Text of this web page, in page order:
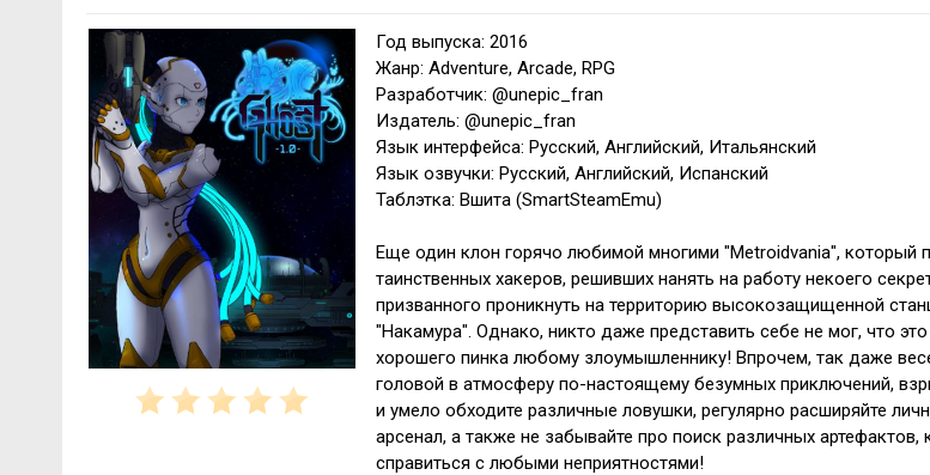
Год выпуска: 2016
Жанр: Adventure, Arcade, RPG
Разработчик: @unepic_fran
Издатель: @unepic_fran
Язык интерфейса: Русский, Английский, Итальянский
Язык озвучки: Русский, Английский, Испанский
Таблэтка: Вшита (SmartSteamEmu)
Еще один клон горячо любимой многими "Metroidvania", который
таинственных хакеров, решивших нанять на работу некоего
призванного проникнуть на территорию высокозащищенной
"Накамура". Однако, никто даже представить себе не мог, что
хорошего пинка любому злоумышленнику! Впрочем, так даже
головой в атмосферу по-настоящему безумных приключений,
и умело обходите различные ловушки, регулярно расширяйте
арсенал, а также не забывайте про поиск различных артефактов,
справиться с любыми неприятностями!